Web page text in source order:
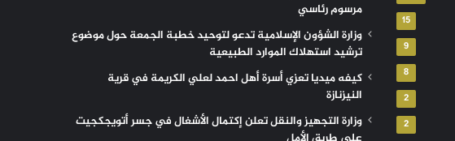
15
9
8
2
2
مرسوم رئاسي
وزارة الشؤون الإسلامية تدعو لتوحيد خطبة الجمعة حول موضوع
ترشيد استهلاك الموارد الطبيعية
كيفه ميديا تعزي أسرة أهل احمد لعلي الكريمة في قرية
النيزنازة
وزارة التجهيز والنقل تعلن إكتمال الأشغال في جسر أتويجكجيت